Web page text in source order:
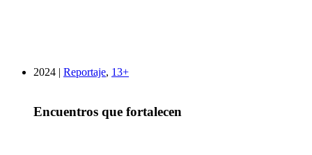
2024 | Reportaje, 13+
Encuentros que fortalecen